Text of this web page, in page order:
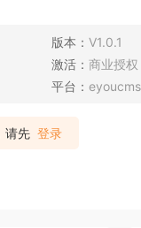
版本： V1.0.1
激活： 商业授权
平台： eyoucms
请先 登录